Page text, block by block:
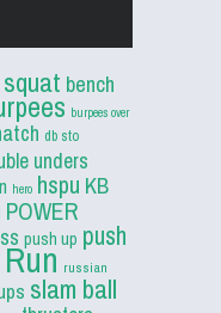
bench
burpees over
db sto
unders
hero hspu KB
POWER
push up push
Run russian
slam ball